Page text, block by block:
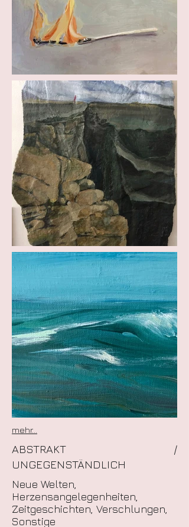
mehr...
ABSTRAKT /
UNGEGENSTÄNDLICH
Neue Welten,
Herzensangelegenheiten,
Zeitgeschichten, Verschlungen,
Sonstige